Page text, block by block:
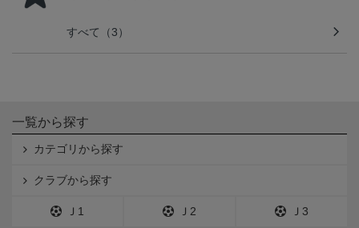
すべて（3）
一覧から探す
カテゴリから探す
クラブから探す
Ｊ1 Ｊ2 Ｊ3